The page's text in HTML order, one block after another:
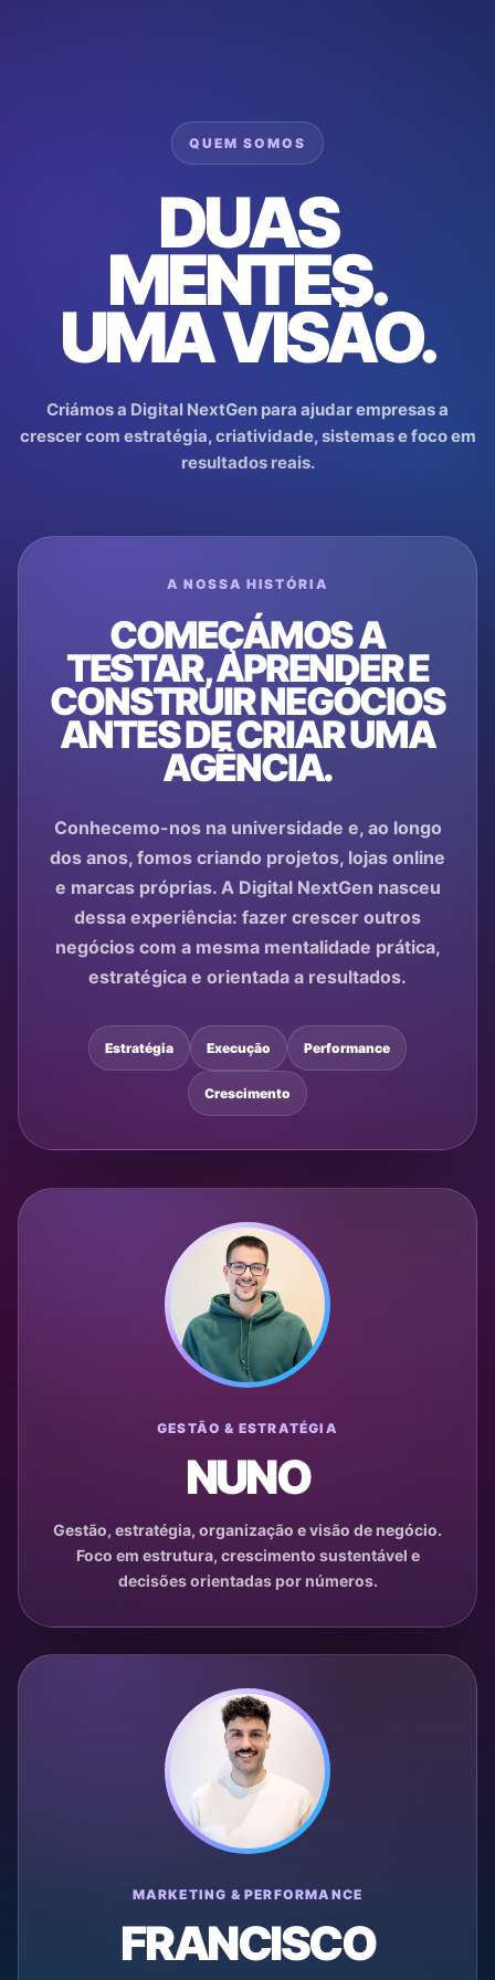
QUEM SOMOS
DUAS
MENTES.
UMA VISÃO.
Criámos a Digital NextGen para ajudar empresas a
crescer com estratégia, criatividade, sistemas e foco em
resultados reais.
A NOSSA HISTÓRIA
COMEÇÁMOS A
TESTAR, APRENDER E
CONSTRUIR NEGÓCIOS
ANTES DE CRIAR UMA
AGÊNCIA.
Conhecemo-nos na universidade e, ao longo
dos anos, fomos criando projetos, lojas online
e marcas próprias. A Digital NextGen nasceu
dessa experiência: fazer crescer outros
negócios com a mesma mentalidade prática,
estratégica e orientada a resultados.
Estratégia Execução Performance
Crescimento
GESTÃO & ESTRATÉGIA
NUNO
Gestão, estratégia, organização e visão de negócio.
Foco em estrutura, crescimento sustentável e
decisões orientadas por números.
MARKETING & PERFORMANCE
FRANCISCO